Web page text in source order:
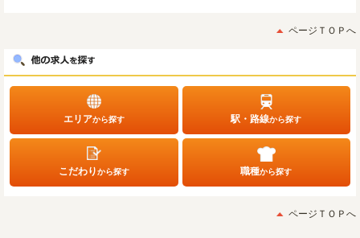
ページＴＯＰへ
エリアから探す 駅・路線から探す
こだわりから探す 職種から探す
ページＴＯＰへ